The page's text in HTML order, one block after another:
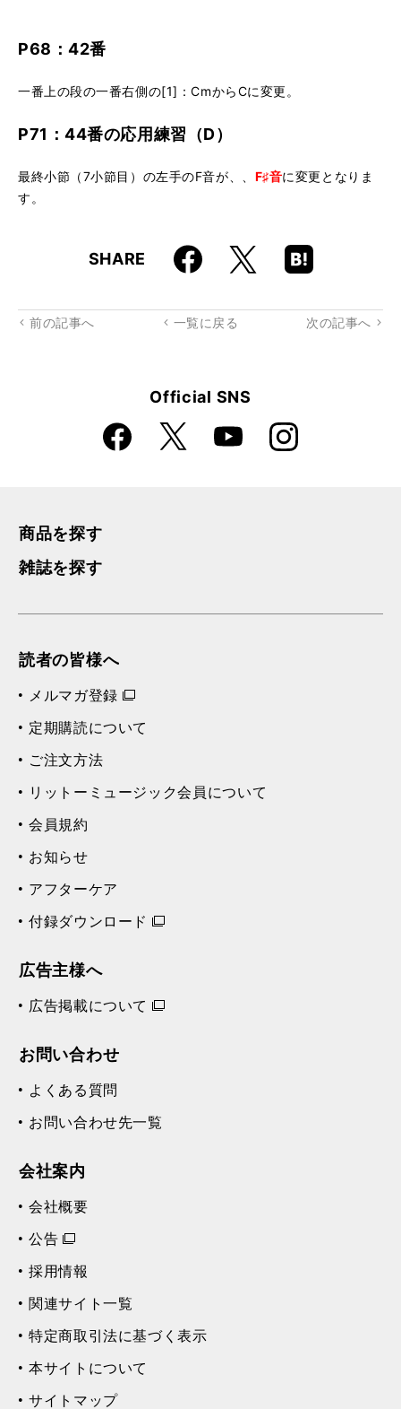
P68：42番
一番上の段の一番右側の[1]：CmからCに変更。
P71：44番の応用練習（D）
最終小節（7小節目）の左手のF音が、、 F♯音に変更となりま
す。
SHARE Faceboo
k
X
Hatena
Boo
rk
前の記事へ 一覧に戻る 次の記事へ
Official SNS
Faceboo
k
X YouTube Instagra
m
商品を探す
雑誌を探す
読者の皆様へ
メルマガ登録
定期購読について
ご注文方法
リットーミュージック会員について
会員規約
お知らせ
アフターケア
付録ダウンロード
広告主様へ
広告掲載について
お問い合わせ
よくある質問
お問い合わせ先一覧
会社案内
会社概要
公告
採用情報
関連サイト一覧
特定商取引法に基づく表示
本サイトについて
サイトマップ